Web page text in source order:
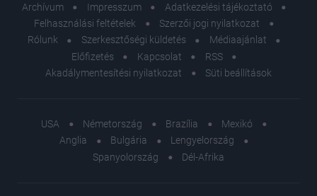
Archívum Impresszum
Adatkezelési tájékoztató
Felhasználási feltételek
Szerzői jogi nyilatkozat
Rólunk
Szerkesztőségi küldetés
Médiaajánlat
Előfizetés
Kapcsolat
RSS
Akadálymentesítési nyilatkozat
Süti beállítások
USA Németország Brazília
Mexikó
Anglia
Bulgária
Lengyelország
Spanyolország
Dél-Afrika